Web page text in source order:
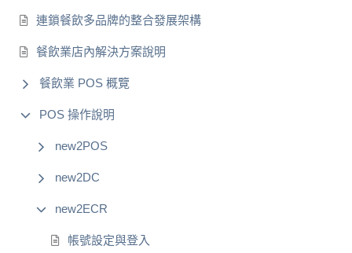
連鎖餐飲多品牌的整合發展架構
餐飲業店內解決方案說明
餐飲業 POS 概覽
POS 操作說明
new2POS
new2DC
new2ECR
帳號設定與登入